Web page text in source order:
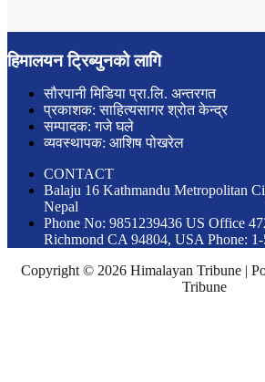
हिमालयन ट्रिब्युनको लागि
सौरपानी मिडिया प्रा.लि. अन्तरगत
प्रकाशक: साहित्यसागर श्रोत केन्द्र
सम्पादक: गजे घले
व्यवस्थापक: आशिष पोखरेल
CONTACT
Balaju 16 Kathmandu Metropolitan
Nepal
Phone No: 9851239436 US Office
Richmond CA 94804, USA Phone:
Copyright © 2026 Himalayan Tribune |
Tribune